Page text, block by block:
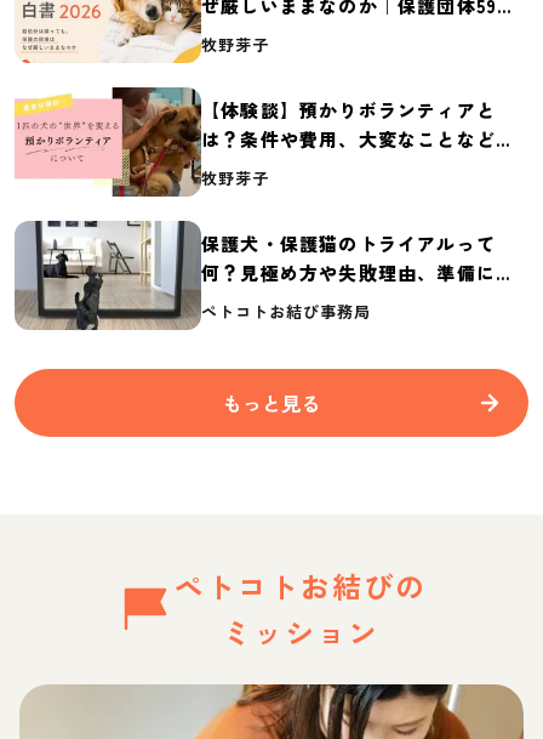
体の実態調査【保護犬・保護猫白書
牧野芽子
【体験談】預かりボランティアと
は？条件や費用、大変なことなど紹
介
牧野芽子
保護犬・保護猫のトライアルって
何？見極め方や失敗理由、準備に必
要なものを紹介
ペトコトお結び事務局
もっと見る
ペトコトお結びの
ミッション